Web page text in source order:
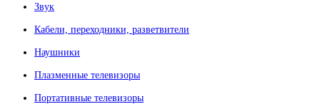
Звук
Кабели, переходники, разветвители
Наушники
Плазменные телевизоры
Портативные телевизоры